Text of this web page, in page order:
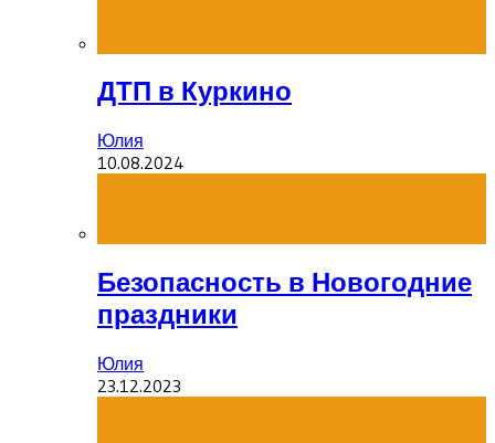
ДТП в Куркино
Юлия
10.08.2024
Безопасность в Новогодние
праздники
Юлия
23.12.2023